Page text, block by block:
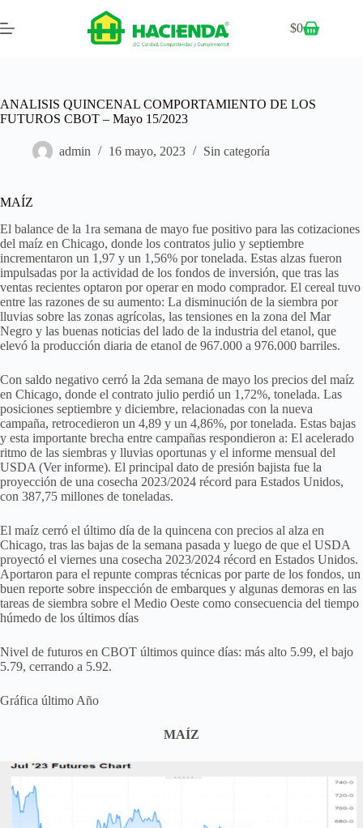
$0
ANALISIS QUINCENAL COMPORTAMIENTO DE LOS
FUTUROS CBOT – Mayo 15/2023
admin 16 mayo, 2023 Sin categoría
MAÍZ
El balance de la 1ra semana de mayo fue positivo para las cotizaciones
del maíz en Chicago, donde los contratos julio y septiembre
incrementaron un 1,97 y un 1,56% por tonelada. Estas alzas fueron
impulsadas por la actividad de los fondos de inversión, que tras las
ventas recientes optaron por operar en modo comprador. El cereal tuvo
entre las razones de su aumento: La disminución de la siembra por
lluvias sobre las zonas agrícolas, las tensiones en la zona del Mar
Negro y las buenas noticias del lado de la industria del etanol, que
elevó la producción diaria de etanol de 967.000 a 976.000 barriles.
Con saldo negativo cerró la 2da semana de mayo los precios del maíz
en Chicago, donde el contrato julio perdió un 1,72%, tonelada. Las
posiciones septiembre y diciembre, relacionadas con la nueva
campaña, retrocedieron un 4,89 y un 4,86%, por tonelada. Estas bajas
y esta importante brecha entre campañas respondieron a: El acelerado
ritmo de las siembras y lluvias oportunas y el informe mensual del
USDA (Ver informe). El principal dato de presión bajista fue la
proyección de una cosecha 2023/2024 récord para Estados Unidos,
con 387,75 millones de toneladas.
El maíz cerró el último día de la quincena con precios al alza en
Chicago, tras las bajas de la semana pasada y luego de que el USDA
proyectó el viernes una cosecha 2023/2024 récord en Estados Unidos.
Aportaron para el repunte compras técnicas por parte de los fondos, un
buen reporte sobre inspección de embarques y algunas demoras en las
tareas de siembra sobre el Medio Oeste como consecuencia del tiempo
húmedo de los últimos días
Nivel de futuros en CBOT últimos quince días: más alto 5.99, el bajo
5.79, cerrando a 5.92.
Gráfica último Año
MAÍZ